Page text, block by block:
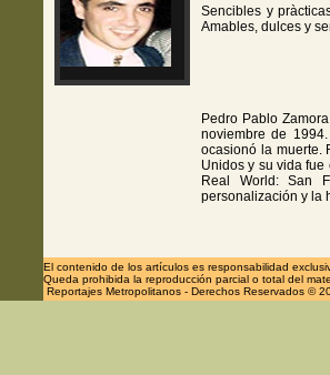
Sencibles y
Amables, dulces y
Pedro Pablo
noviembre de
ocasionó la muerte.
Unidos y su vida
Real World: San
personalización y la
El contenido de los artículos es responsabilidad
Queda prohibida la reproducción parcial o total del
Reportajes Metropolitanos - Derechos Reservados ©